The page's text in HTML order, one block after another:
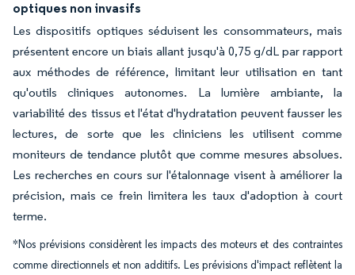
optiques non invasifs
Les dispositifs optiques séduisent les consommateurs, mais
présentent encore un biais allant jusqu'à 0,75 g/dL par rapport
aux méthodes de référence, limitant leur utilisation en tant
qu'outils cliniques autonomes. La lumière ambiante, la
variabilité des tissus et l'état d'hydratation peuvent fausser les
lectures, de sorte que les cliniciens les utilisent comme
moniteurs de tendance plutôt que comme mesures absolues.
Les recherches en cours sur l'étalonnage visent à améliorer la
précision, mais ce frein limitera les taux d'adoption à court
terme.
*Nos prévisions considèrent les impacts des moteurs et des contraintes
comme directionnels et non additifs. Les prévisions d'impact reflètent la